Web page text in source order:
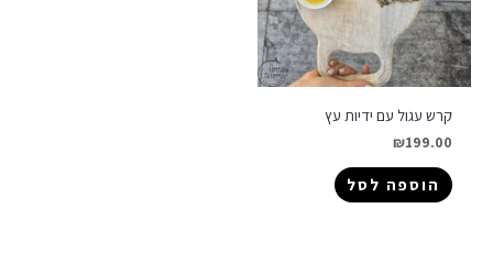
קרש עגול עם ידיות עץ
₪199.00
הוספה לסל